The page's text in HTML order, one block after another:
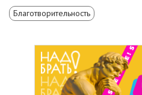
Благотворительность